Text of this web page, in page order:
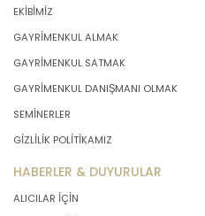
EKİBİMİZ
GAYRİMENKUL ALMAK
GAYRİMENKUL SATMAK
GAYRİMENKUL DANIŞMANI OLMAK
SEMİNERLER
GİZLİLİK POLİTİKAMIZ
HABERLER & DUYURULAR
ALICILAR İÇİN